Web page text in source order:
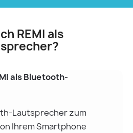
REMI als
als Bluetooth-
Lautsprecher zum
Ihrem Smartphone